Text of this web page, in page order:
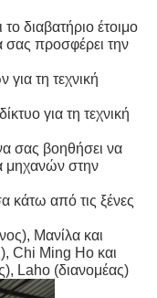
διαβατήριο έτοιμο
σας προσφέρει την
τη τεχνική
για τη τεχνική
σας βοηθήσει να
μηχανών στην
κάτω από τις ξένες
Μανίλα και
Chi Ming Ho και
Laho (διανομέας)